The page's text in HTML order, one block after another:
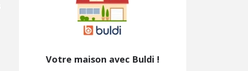
Votre maison avec Buldi !